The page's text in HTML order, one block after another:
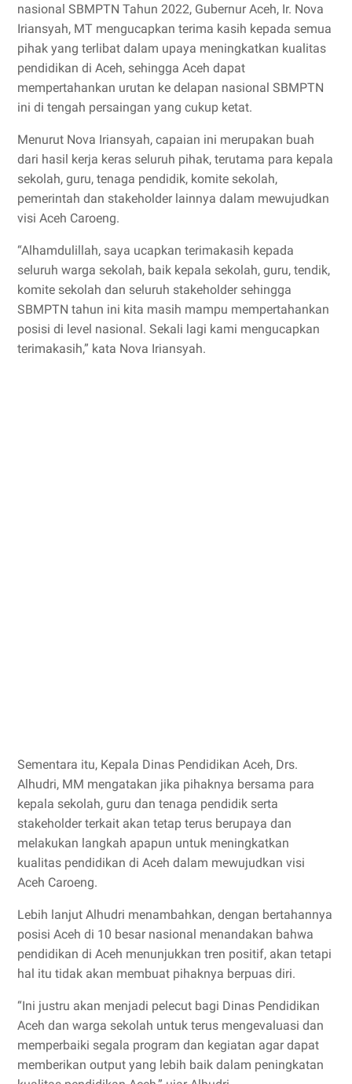
nasional SBMPTN Tahun 2022, Gubernur Aceh, Ir. Nova
Iriansyah, MT mengucapkan terima kasih kepada semua
pihak yang terlibat dalam upaya meningkatkan kualitas
pendidikan di Aceh, sehingga Aceh dapat
mempertahankan urutan ke delapan nasional SBMPTN
ini di tengah persaingan yang cukup ketat.
Menurut Nova Iriansyah, capaian ini merupakan buah
dari hasil kerja keras seluruh pihak, terutama para kepala
sekolah, guru, tenaga pendidik, komite sekolah,
pemerintah dan stakeholder lainnya dalam mewujudkan
visi Aceh Caroeng.
“Alhamdulillah, saya ucapkan terimakasih kepada
seluruh warga sekolah, baik kepala sekolah, guru, tendik,
komite sekolah dan seluruh stakeholder sehingga
SBMPTN tahun ini kita masih mampu mempertahankan
posisi di level nasional. Sekali lagi kami mengucapkan
terimakasih,” kata Nova Iriansyah.
Sementara itu, Kepala Dinas Pendidikan Aceh, Drs.
Alhudri, MM mengatakan jika pihaknya bersama para
kepala sekolah, guru dan tenaga pendidik serta
stakeholder terkait akan tetap terus berupaya dan
melakukan langkah apapun untuk meningkatkan
kualitas pendidikan di Aceh dalam mewujudkan visi
Aceh Caroeng.
Lebih lanjut Alhudri menambahkan, dengan bertahannya
posisi Aceh di 10 besar nasional menandakan bahwa
pendidikan di Aceh menunjukkan tren positif, akan tetapi
hal itu tidak akan membuat pihaknya berpuas diri.
“Ini justru akan menjadi pelecut bagi Dinas Pendidikan
Aceh dan warga sekolah untuk terus mengevaluasi dan
memperbaiki segala program dan kegiatan agar dapat
memberikan output yang lebih baik dalam peningkatan